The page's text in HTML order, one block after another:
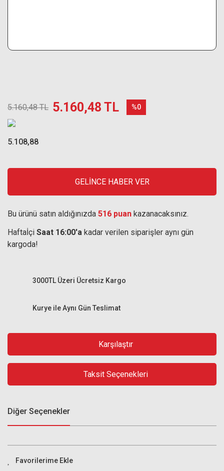
5.160,48 TL 5.160,48 TL %0
5.108,88
GELİNCE HABER VER
Bu ürünü satın aldığınızda 516 puan kazanacaksınız.
Haftaİçi Saat 16:00'a kadar verilen siparişler aynı gün
kargoda!
Kurye ile Aynı Gün Teslimat
3000TL Üzeri Ücretsiz Kargo
Karşılaştır
Taksit Seçenekleri
Diğer Seçenekler